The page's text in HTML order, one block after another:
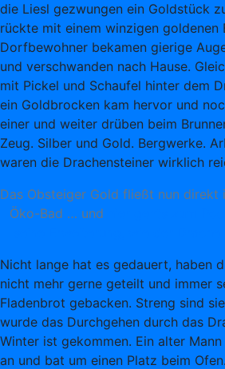
die Liesl gezwungen ein Goldstück
rückte mit einem winzigen goldenen
Dorfbewohner bekamen gierige
und verschwanden nach Hause.
mit Pickel und Schaufel hinter dem
ein Goldbrocken kam hervor und
einer und weiter drüben beim
Zeug. Silber und Gold. Bergwerke.
waren die Drachensteiner wirklich
Das Obsteiger Gold fließt nun direkt
Öko-Bad … und
Nicht lange hat es gedauert, haben
nicht mehr gerne geteilt und immer
Fladenbrot gebacken. Streng sind
wurde das Durchgehen durch das
Winter ist gekommen. Ein alter
an und bat um einen Platz beim